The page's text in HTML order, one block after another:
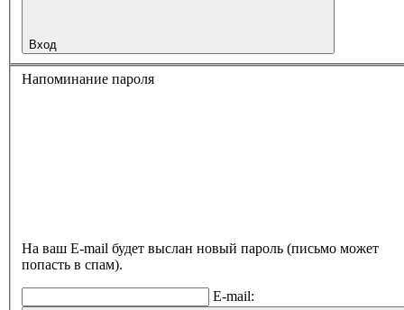
Вход
Напоминание пароля
На ваш E-mail будет выслан новый пароль (письмо может
попасть в спам).
E-mail: